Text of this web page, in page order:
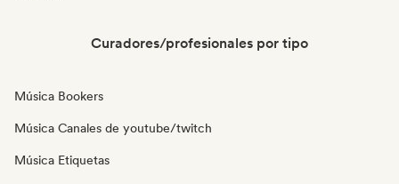
Curadores/profesionales por tipo
Música Bookers
Música Canales de youtube/twitch
Música Etiquetas